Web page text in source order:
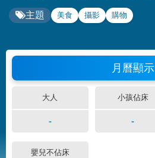
主題 美食 攝影 購物
月曆顯示
大人 小孩佔床
- -
嬰兒不佔床